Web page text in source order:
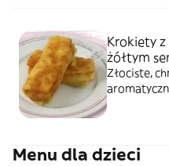
Krokiety
żółtym
Złociste,
jak i kolację.
Menu dla dzieci